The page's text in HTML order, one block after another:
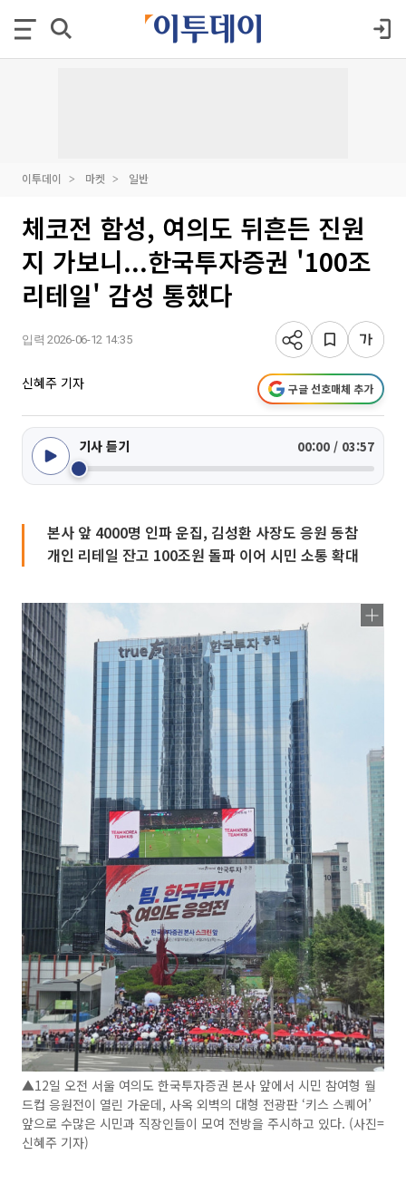
이투데이 마켓 일반
체코전 함성, 여의도 뒤흔든 진원
지 가보니...한국투자증권 '100조
리테일' 감성 통했다
입력 2026-06-12 14:35
신혜주 기자 구글 선호매체 추가
기사 듣기 00:00 / 03:57
본사 앞 4000명 인파 운집, 김성환 사장도 응원 동참
개인 리테일 잔고 100조원 돌파 이어 시민 소통 확대
▲12일 오전 서울 여의도 한국투자증권 본사 앞에서 시민 참여형 월
드컵 응원전이 열린 가운데, 사옥 외벽의 대형 전광판 ‘키스 스퀘어’
앞으로 수많은 시민과 직장인들이 모여 전방을 주시하고 있다. (사진=
신혜주 기자)